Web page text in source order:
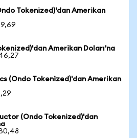
Tokenized)'dan Amerikan
Amerikan Doları'na
(Ondo Tokenized)'dan Amerikan
(Ondo Tokenized)'dan